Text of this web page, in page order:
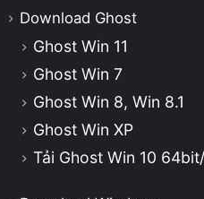
Download Ghost
Ghost Win 11
Ghost Win 7
Ghost Win 8, Win 8.1
Ghost Win XP
Tải Ghost Win 10